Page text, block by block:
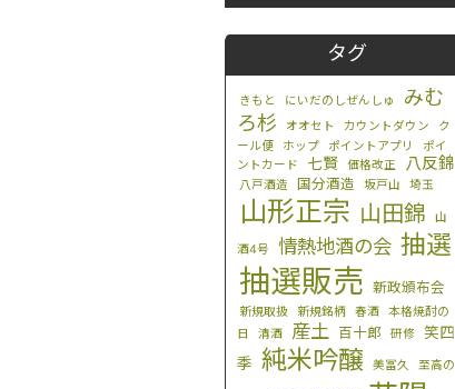
タグ
きもと にいだのしぜんしゅ
みむ
ろ杉
オオセト カウントダウン
ク
ール便
ホップ ポイントアプリ
ポイ
ントカード
七賢 価格改正 八反錦
八戸酒造 国分酒造 坂戸山 埼玉
山形正宗 山田錦 山
酒4号 情熱地酒の会 抽選
抽選販売 新政頒布会
新規取扱 新規銘柄 春酒
本格焼酎の
日
清酒 産土 百十郎 研修
笑四
季 純米吟醸 美冨久 至高の